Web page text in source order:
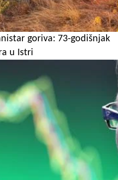
goriva: 73-godišnjak
u Istri